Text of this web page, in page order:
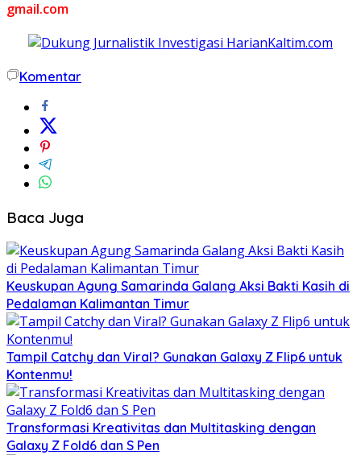
gmail.com
Komentar
Baca Juga
Keuskupan Agung Samarinda Galang Aksi Bakti Kasih di
Pedalaman Kalimantan Timur
Tampil Catchy dan Viral? Gunakan Galaxy Z Flip6 untuk
Kontenmu!
Transformasi Kreativitas dan Multitasking dengan
Galaxy Z Fold6 dan S Pen